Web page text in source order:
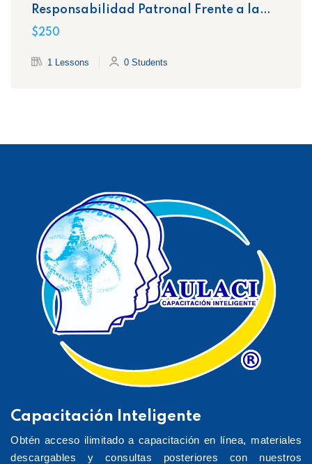
Responsabilidad Patronal Frente a la
STPS
$250
1 Lessons 0 Students
Capacitación Inteligente
Obtén acceso ilimitado a capacitación en línea, materiales
descargables y consultas posteriores con nuestros